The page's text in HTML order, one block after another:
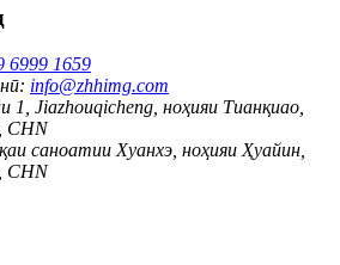
6999 1659
info@zhhimg.com
1, Jiazhouqicheng, ноҳияи Тианқиао,
CHN
саноатии Хуанхэ, ноҳияи Ҳуайин,
CHN